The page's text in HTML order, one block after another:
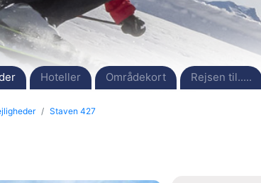
Hoteller Områdekort Rejsen til.....
Staven 427